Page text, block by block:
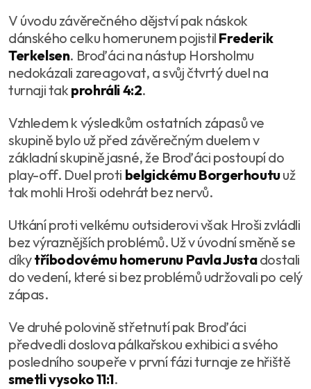
V úvodu závěrečného dějství pak náskok
dánského celku homerunem pojistil Frederik
Terkelsen. Broďáci na nástup Horsholmu
nedokázali zareagovat, a svůj čtvrtý duel na
turnaji tak prohráli 4:2.
Vzhledem k výsledkům ostatních zápasů ve
skupině bylo už před závěrečným duelem v
základní skupině jasné, že Broďáci postoupí do
play-off. Duel proti belgickému Borgerhoutuuž
tak mohli Hroši odehrát bez nervů.
Utkání proti velkému outsiderovi však Hroši zvládli
bez výraznějších problémů. Už v úvodní směně se
díkytříbodovému homerunu Pavla Justadostali
do vedení, které si bez problémů udržovali po celý
zápas.
Ve druhé polovině střetnutí pak Broďáci
předvedli doslova pálkařskou exhibici a svého
posledního soupeře v první fázi turnaje ze hřiště
smetli vysoko 11:1.